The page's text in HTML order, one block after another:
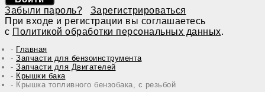
Забыли пароль?
Зарегистрироваться
При входе и регистрации вы соглашаетесь
с Политикой обработки персональных данных.
Главная
Запчасти для бензоинструмента
Запчасти для Двигателей
Крышки бака
Крышка топливного бензобака, с резьбой